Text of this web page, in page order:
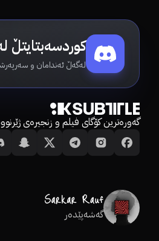
کوردسەبتایتڵ
لەگەڵ ئەندامان و
گەورەترین کۆگای فیلم و زنجیرەی
گەشەپێدەر